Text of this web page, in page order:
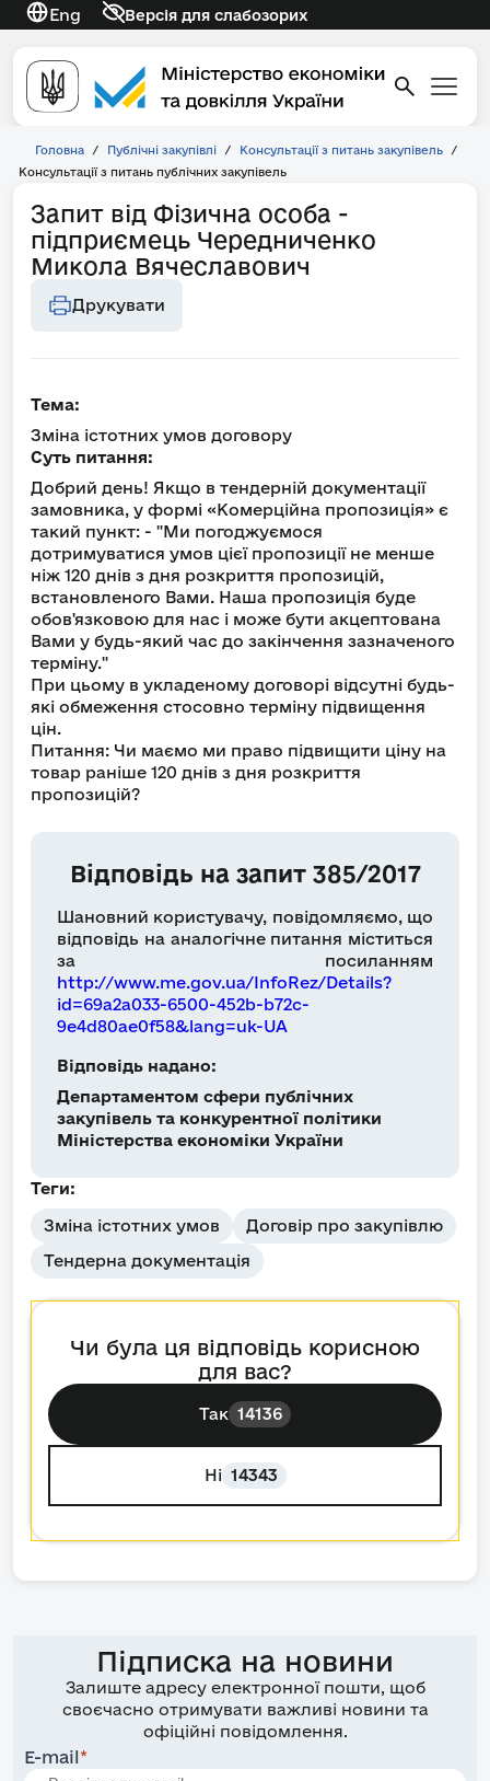
Eng Версія для слабозорих
Головна / Публічні закупівлі / Консультації з питань закупівель
/
Консультації з питань публічних закупівель
Запит від Фізична особа -
підприємець Чередниченко
Микола Вячеславович
Друкувати
Тема:
Зміна істотних умов договору
Суть питання:
Добрий день! Якщо в тендерній документації
замовника, у формі «Комерційна пропозиція» є
такий пункт: - "Ми погоджуємося
дотримуватися умов цієї пропозиції не менше
ніж 120 днів з дня розкриття пропозицій,
встановленого Вами. Наша пропозиція буде
обов'язковою для нас і може бути акцептована
Вами у будь-який час до закінчення зазначеного
терміну."
При цьому в укладеному договорі відсутні будь-
які обмеження стосовно терміну підвищення
цін.
Питання: Чи маємо ми право підвищити ціну на
товар раніше 120 днів з дня розкриття
пропозицій?
Відповідь на запит 385/2017
Шановний користувачу, повідомляємо, що
відповідь на аналогічне питання міститься
за посиланням
http://www.me.gov.ua/InfoRez/Details?
id=69a2a033-6500-452b-b72c-
9e4d80ae0f58&lang=uk-UA
Відповідь надано:
Департаментом сфери публічних
закупівель та конкурентної політики
Міністерства економіки України
Теги:
Зміна істотних умов
Договір про закупівлю
Тендерна документація
Чи була ця відповідь корисною
для вас?
Так 14136
Ні 14343
Підписка на новини
Залиште адресу електронної пошти, щоб
своєчасно отримувати важливі новини та
офіційні повідомлення.
E-mail*